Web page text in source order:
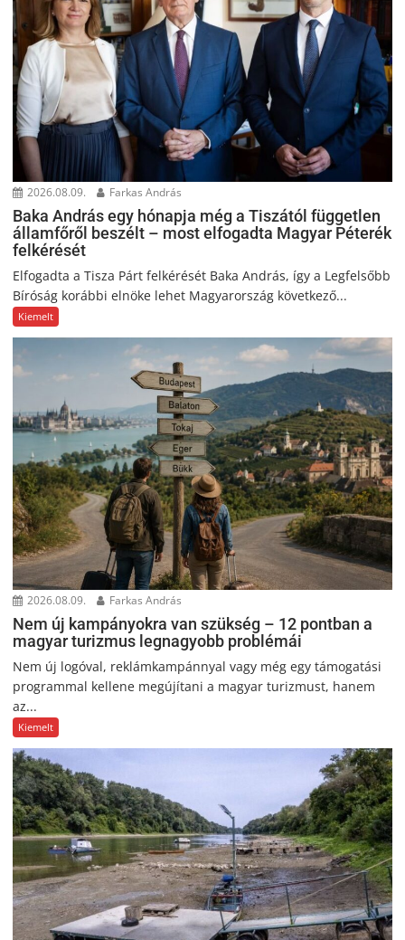
2026.08.09. Farkas András
Baka András egy hónapja még a Tiszától független
államfőről beszélt – most elfogadta Magyar Péterék
felkérését
Elfogadta a Tisza Párt felkérését Baka András, így a Legfelsőbb
Bíróság korábbi elnöke lehet Magyarország következő...
Kiemelt
2026.08.09. Farkas András
Nem új kampányokra van szükség – 12 pontban a
magyar turizmus legnagyobb problémái
Nem új logóval, reklámkampánnyal vagy még egy támogatási
programmal kellene megújítani a magyar turizmust, hanem
az...
Kiemelt